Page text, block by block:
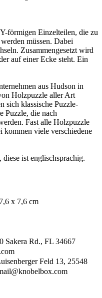
förmigen Einzelteilen, die zu
müssen. Dabei
Zusammengesetzt wird
auf einer Ecke steht. Ein
aus Hudson in
Holzpuzzle aller Art
sich klassische Puzzle-
Puzzle, die nach
Fast alle Holzpuzzle
kommen viele verschiedene
ist englischsprachig.
x 7,6 cm
Sakera Rd., FL 34667
Feld 13, 25548